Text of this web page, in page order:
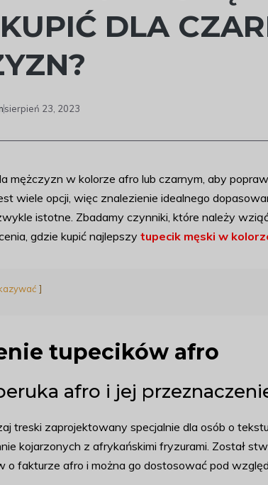
DLA
sierpień 23, 2023
mężczyzn w kolorze afro lub czarnym, aby
wiele opcji, więc znalezienie idealnego
istotne. Zbadamy czynniki, które należy
gdzie kupić najlepszy tupecik męski w
tupecików afro
afro i jej
treski zaprojektowany specjalnie dla osób o
kojarzonych z afrykańskimi fryzurami. Został
o fakturze afro i można go dostosować pod